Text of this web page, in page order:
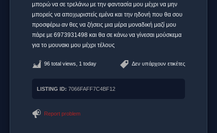
μπορώ να σε τρελάνω με την φαντασία μου μέχρι να μην
μπορείς να αποχωριστείς εμένα και την ηδονή που θα σου
προσφέρω αν θες να ζήσεις μια μέρα μοναδική μαζί μου
πάρε με 6973931498 και θα σε κάνω να γίνεσαι μούσκεμα
για το μουνακι μου μέχρι τέλους
Δεν υπάρχουν ετικέτες
96 total views, 1 today
LISTING ID: 7066FAFF7C4BF12
Report problem